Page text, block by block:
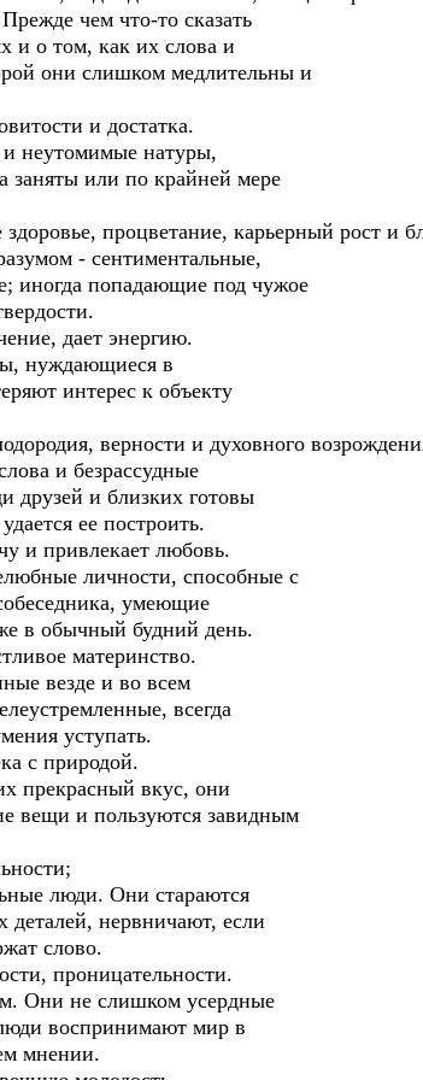
чем что-то сказать
и о том, как их слова и
они слишком медлительны и
и достатка.
и неутомимые натуры,
заняты или по крайней мере
процветание, карьерный рост и
- сентиментальные,
иногда попадающие под чужое
дает энергию.
нуждающиеся в
интерес к объекту
верности и духовного
и безрассудные
друзей и близких готовы
ее построить.
и привлекает любовь.
личности, способные с
умеющие
в обычный будний день.
материнство.
везде и во всем
всегда
уступать.
с природой.
прекрасный вкус, они
вещи и пользуются завидным
люди. Они стараются
нервничают, если
слово.
проницательности.
Они не слишком усердные
воспринимают мир в
мнении.